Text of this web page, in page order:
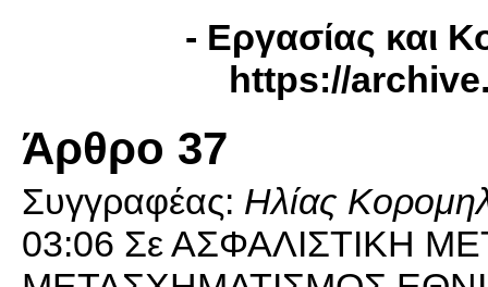
- Εργασίας και
https://
Άρθρο 37
Συγγραφέας: Ηλίας
03:06 Σε ΑΣΦΑΛΙΣΤΙΚΗ